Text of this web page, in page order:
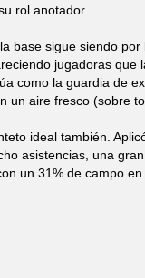
rol anotador.
base sigue siendo
jugadoras
como la guardia de
un aire fresco (sobre
ideal también.
asistencias, una
un 31% de campo